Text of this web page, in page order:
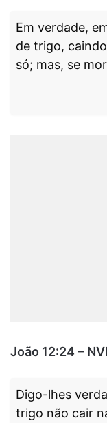
Em verdade,
de trigo,
só; mas, se
João 12:24 – NVI
Digo-lhes
trigo não cair